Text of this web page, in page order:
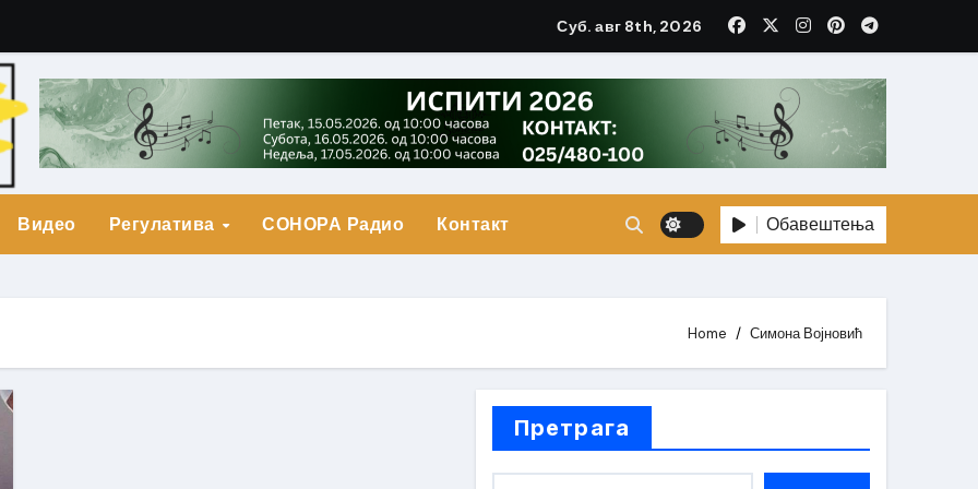
Друга Награда
Прва награда
Суб. авг 8th, 2026
Видео Регулатива СОНОРА Радио Контакт Обавештења
Home Симона Војновић
Претрага